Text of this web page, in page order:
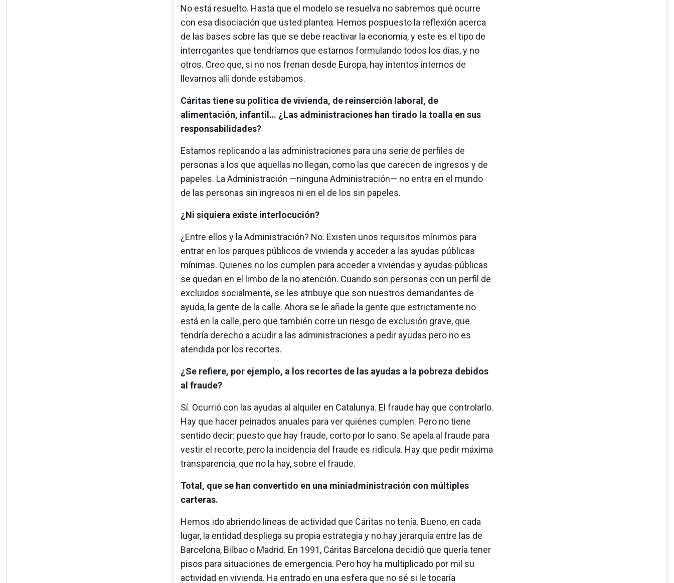
No está resuelto. Hasta que el modelo se resuelva no sabremos qué ocurre
con esa disociación que usted plantea. Hemos pospuesto la reflexión acerca
de las bases sobre las que se debe reactivar la economía, y este es el tipo de
interrogantes que tendríamos que estarnos formulando todos los días, y no
otros. Creo que, si no nos frenan desde Europa, hay intentos internos de
llevarnos allí donde estábamos.
Cáritas tiene su política de vivienda, de reinserción laboral, de
alimentación, infantil… ¿Las administraciones han tirado la toalla en sus
responsabilidades?
Estamos replicando a las administraciones para una serie de perfiles de
personas a los que aquellas no llegan, como las que carecen de ingresos y de
papeles. La Administración —ninguna Administración— no entra en el mundo
de las personas sin ingresos ni en el de los sin papeles.
¿Ni siquiera existe interlocución?
¿Entre ellos y la Administración? No. Existen unos requisitos mínimos para
entrar en los parques públicos de vivienda y acceder a las ayudas públicas
mínimas. Quienes no los cumplen para acceder a viviendas y ayudas públicas
se quedan en el limbo de la no atención. Cuando son personas con un perfil de
excluidos socialmente, se les atribuye que son nuestros demandantes de
ayuda, la gente de la calle. Ahora se le añade la gente que estrictamente no
está en la calle, pero que también corre un riesgo de exclusión grave, que
tendría derecho a acudir a las administraciones a pedir ayudas pero no es
atendida por los recortes.
¿Se refiere, por ejemplo, a los recortes de las ayudas a la pobreza debidos
al fraude?
Sí. Ocurrió con las ayudas al alquiler en Catalunya. El fraude hay que controlarlo.
Hay que hacer peinados anuales para ver quiénes cumplen. Pero no tiene
sentido decir: puesto que hay fraude, corto por lo sano. Se apela al fraude para
vestir el recorte, pero la incidencia del fraude es ridícula. Hay que pedir máxima
transparencia, que no la hay, sobre el fraude.
Total, que se han convertido en una miniadministración con múltiples
carteras.
Hemos ido abriendo líneas de actividad que Cáritas no tenía. Bueno, en cada
lugar, la entidad despliega su propia estrategia y no hay jerarquía entre las de
Barcelona, Bilbao o Madrid. En 1991, Cáritas Barcelona decidió que quería tener
pisos para situaciones de emergencia. Pero hoy ha multiplicado por mil su
actividad en vivienda. Ha entrado en una esfera que no sé si le tocaría